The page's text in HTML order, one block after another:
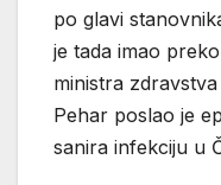
po glavi
je tada imao
ministra
Pehar poslao je
sanira infekciju u